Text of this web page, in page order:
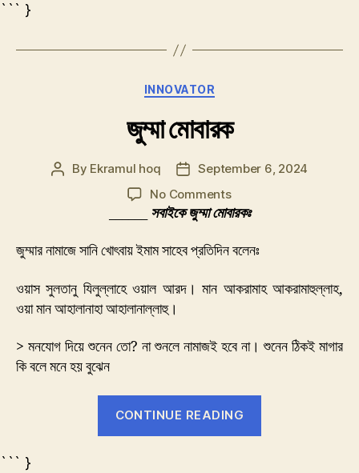
``` }
Categories
INNOVATOR
জুম্মা মোবারক
Post
By Ekramul hoq
PostSeptember 6, 2024
No Commentson
জুম্মা
সবাইকে জুম্মা মোবারকঃ
জুম্মার নামাজে সানি খোৎবায় ইমাম সাহেব প্রতিদিন বলেনঃ
ওয়াস সুলতানু যিলুল্লাহে ওয়াল আরদ। মান আকরামাহ আকরামাহুল্লাহ,
ওয়া মান আহালানাহা আহালানাল্লাহু।
> মনযোগ দিয়ে শুনেন তো? না শুনলে নামাজই হবে না। শুনেন ঠিকই মাগার
কি বলে মনে হয় বুঝেন
CONTINUE READING
``` }